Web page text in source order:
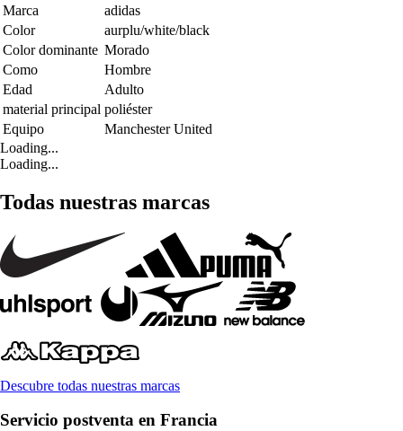
Marca
adidas
Color
aurplu/white/black
Color dominante Morado
Como
Hombre
Edad
Adulto
material principal poliéster
Equipo
Manchester United
Loading...
Loading...
Todas nuestras marcas
Descubre todas nuestras marcas
Servicio postventa en Francia